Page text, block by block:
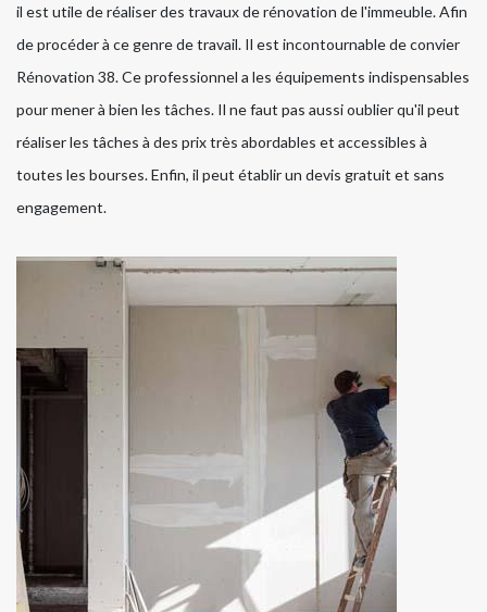
il est utile de réaliser des travaux de rénovation de l'immeuble. Afin
de procéder à ce genre de travail. Il est incontournable de convier
Rénovation 38. Ce professionnel a les équipements indispensables
pour mener à bien les tâches. Il ne faut pas aussi oublier qu'il peut
réaliser les tâches à des prix très abordables et accessibles à
toutes les bourses. Enfin, il peut établir un devis gratuit et sans
engagement.